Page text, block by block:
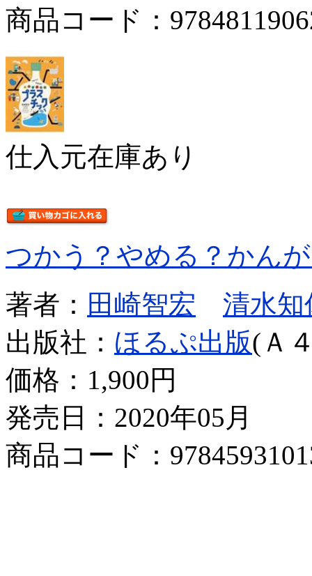
商品コード：
仕入元在庫あり
つかう？やめる？かん
著者： 田崎智宏
清水知
出版社： ほるぷ出版(Ａ
価格： 1,900円
発売日：2020年05月
商品コード：